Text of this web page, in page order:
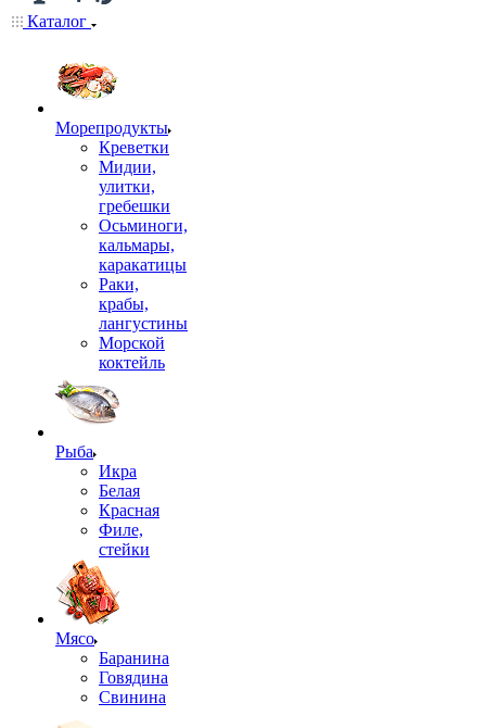
Каталог
Морепродукты
Креветки
Мидии,
улитки,
гребешки
Осьминоги,
кальмары,
каракатицы
Раки,
крабы,
лангустины
Морской
коктейль
Рыба
Икра
Белая
Красная
Филе,
стейки
Мясо
Баранина
Говядина
Свинина